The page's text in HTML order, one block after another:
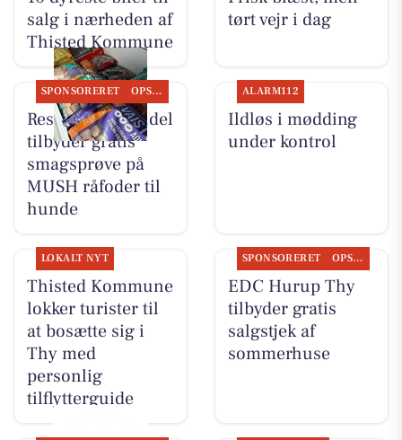
salg i nærheden af
Thisted Kommune
tørt vejr i dag
SPONSORERET OPSLAGSTAVLEN
Resen Landhandel
tilbyder gratis
smagsprøve på
MUSH råfoder til
hunde
ALARM112
Ildløs i mødding
under kontrol
LOKALT NYT
Thisted Kommune
lokker turister til
at bosætte sig i
Thy med
personlig
tilflytterguide
SPONSORERET OPSLAGSTAVLEN
EDC Hurup Thy
tilbyder gratis
salgstjek af
sommerhuse